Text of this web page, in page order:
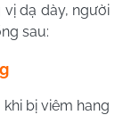
vị dạ dày, người
sau:
bị viêm hang